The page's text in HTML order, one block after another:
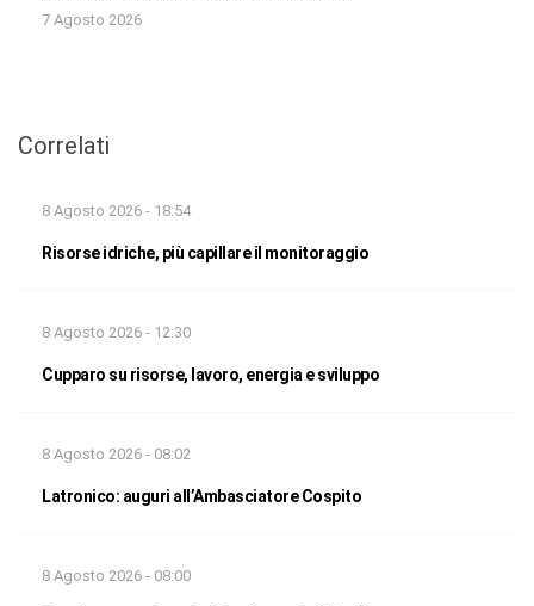
7 Agosto 2026
Correlati
8 Agosto 2026 - 18:54
Risorse idriche, più capillare il monitoraggio
8 Agosto 2026 - 12:30
Cupparo su risorse, lavoro, energia e sviluppo
8 Agosto 2026 - 08:02
Latronico: auguri all’Ambasciatore Cospito
8 Agosto 2026 - 08:00